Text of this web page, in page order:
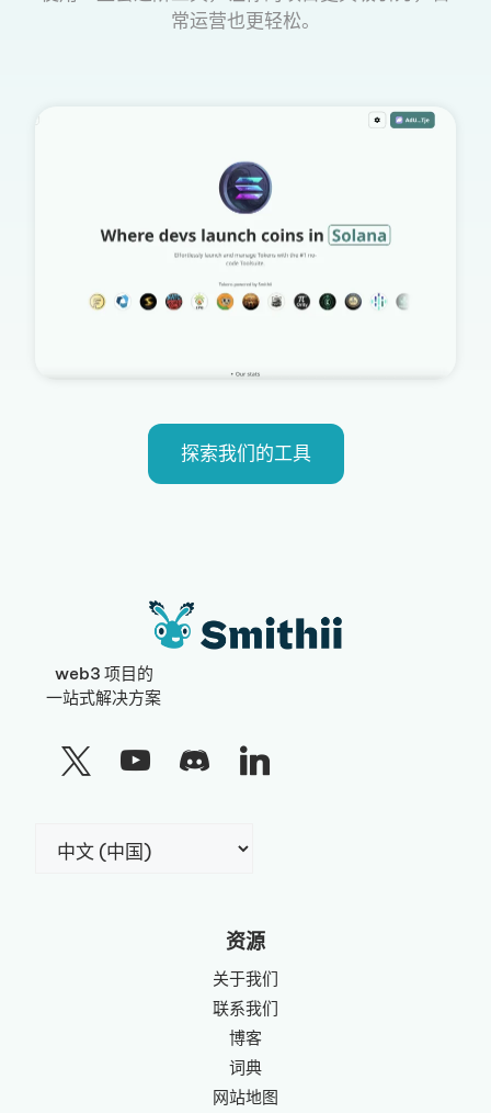
常运营也更轻松。
探索我们的工具
web3 项目的
一站式解决方案
资源
关于我们
联系我们
博客
词典
网站地图